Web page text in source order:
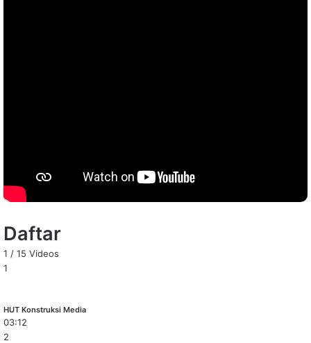
Daftar
1 / 15 Videos
1
HUT Konstruksi Media
03:12
2